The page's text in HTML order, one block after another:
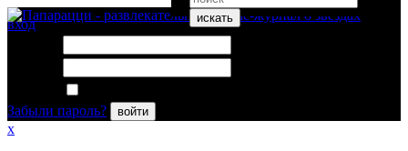
искать
вход
Забыли пароль?
войти
x